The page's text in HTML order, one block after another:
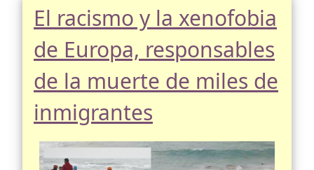
El racismo y la xenofobia
de Europa, responsables
de la muerte de miles de
inmigrantes